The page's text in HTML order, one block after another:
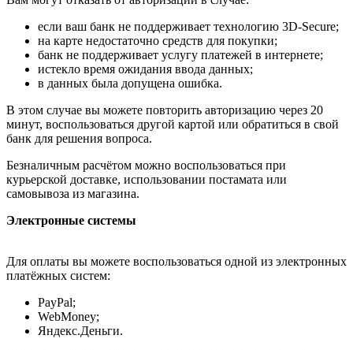
если ваш банк не поддерживает технологию 3D-Secure;
на карте недостаточно средств для покупки;
банк не поддерживает услугу платежей в интернете;
истекло время ожидания ввода данных;
в данных была допущена ошибка.
В этом случае вы можете повторить авторизацию через 20
минут, воспользоваться другой картой или обратиться в свой
банк для решения вопроса.
Безналичным расчётом можно воспользоваться при
курьерской доставке, использовании постамата или
самовывоза из магазина.
Электронные системы
Для оплаты вы можете воспользоваться одной из электронных
платёжных систем:
PayPal;
WebMoney;
Яндекс.Деньги.